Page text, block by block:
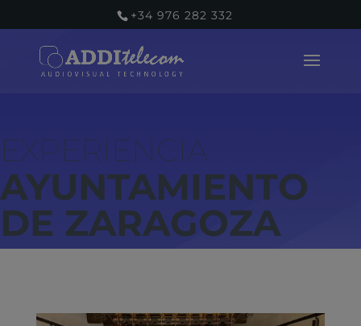
+34 976 282 332
AYUNTAMIENTO
DE ZARAGOZA